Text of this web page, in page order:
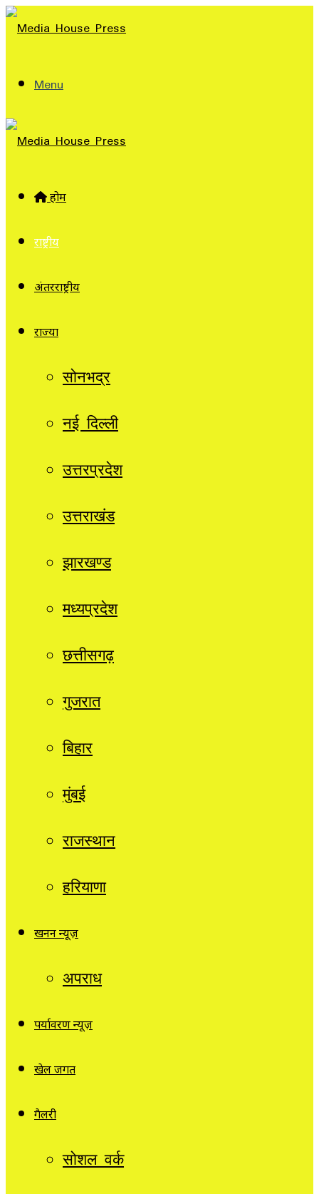
Menu
होम
राष्ट्रीय
अंतरराष्ट्रीय
राज्यों
सोनभद्र
नई दिल्ली
उत्तरप्रदेश
उत्तराखंड
झारखण्ड
मध्यप्रदेश
छत्तीसगढ़
गुजरात
बिहार
मुंबई
राजस्थान
हरियाणा
खनन न्यूज़
अपराध
पर्यावरण न्यूज़
खेल जगत
गैलरी
सोशल वर्क